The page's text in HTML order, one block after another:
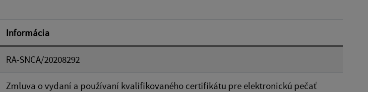
Reset
Informácia
RA-SNCA/20208292
Zmluva o vydaní a používaní kvalifikovaného certifikátu pre elektronickú pečať